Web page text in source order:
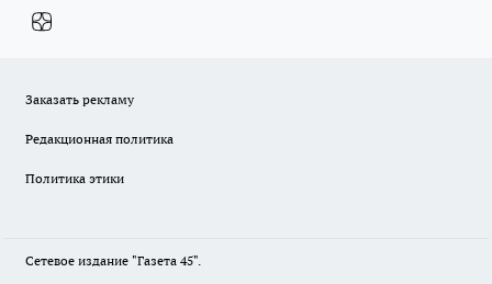
Заказать рекламу
Редакционная политика
Политика этики
Сетевое издание "Газета 45".